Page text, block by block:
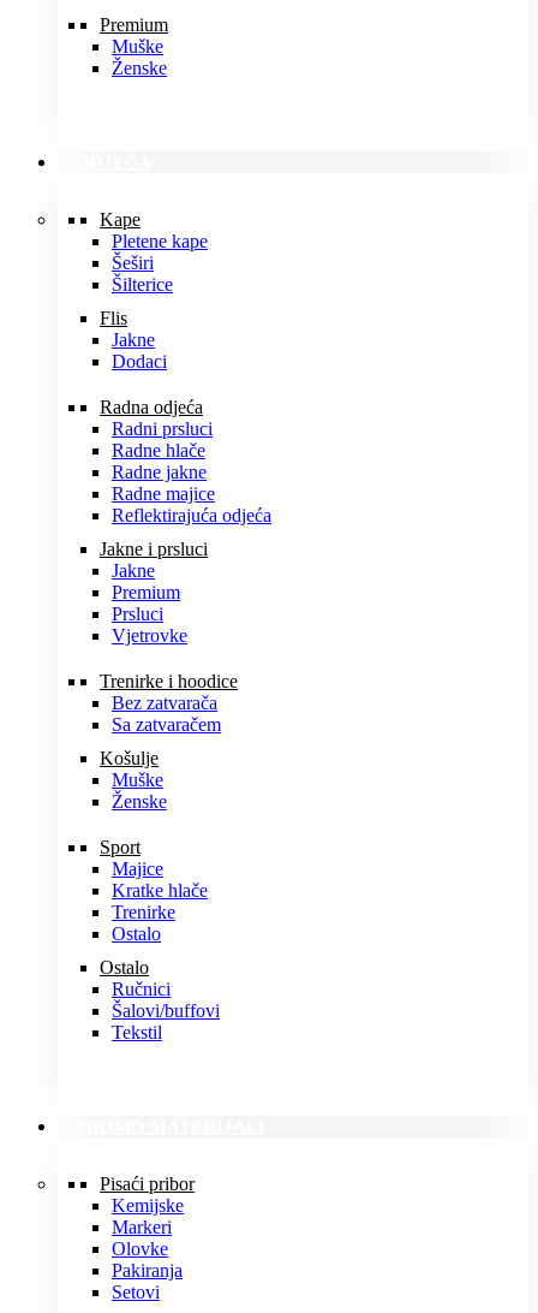
Premium
Muške
Ženske
Kape
Pletene kape
Šeširi
Šilterice
Flis
Jakne
Dodaci
Radna odjeća
Radni prsluci
Radne hlače
Radne jakne
Radne majice
Reflektirajuća odjeća
Jakne i prsluci
Jakne
Premium
Prsluci
Vjetrovke
Trenirke i hoodice
Bez zatvarača
Sa zatvaračem
Košulje
Muške
Ženske
Sport
Majice
Kratke hlače
Trenirke
Ostalo
Ostalo
Ručnici
Šalovi/buffovi
Tekstil
Pisaći pribor
Kemijske
Markeri
Olovke
Pakiranja
Setovi